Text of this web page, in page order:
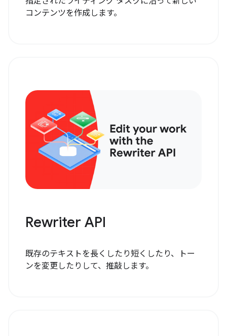
コンテンツを作成します。
Rewriter API
既存のテキストを長くしたり短くしたり、トー
ンを変更したりして、推敲します。